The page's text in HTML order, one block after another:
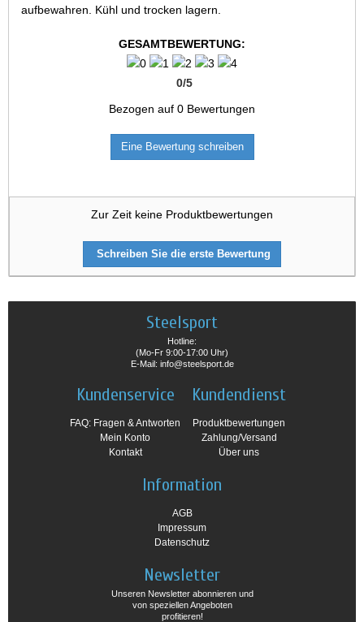
aufbewahren. Kühl und trocken lagern.
GESAMTBEWERTUNG:
0/5
Bezogen auf 0 Bewertungen
Eine Bewertung schreiben
Zur Zeit keine Produktbewertungen
Schreiben Sie die erste Bewertung
Steelsport
Hotline:
(Mo-Fr 9:00-17:00 Uhr)
E-Mail: info@steelsport.de
Kundenservice
FAQ: Fragen & Antworten
Mein Konto
Kontakt
Kundendienst
Produktbewertungen
Zahlung/Versand
Über uns
Information
AGB
Impressum
Datenschutz
Newsletter
Unseren Newsletter abonnieren und
von speziellen Angeboten
profitieren!